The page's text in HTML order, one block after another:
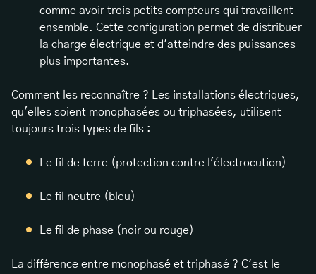
comme avoir trois petits compteurs qui travaillent
ensemble. Cette configuration permet de distribuer
la charge électrique et d'atteindre des puissances
plus importantes.
Comment les reconnaître ? Les installations électriques,
qu'elles soient monophasées ou triphasées, utilisent
toujours trois types de fils :
Le fil de terre (protection contre l'électrocution)
Le fil neutre (bleu)
Le fil de phase (noir ou rouge)
La différence entre monophasé et triphasé ? C'est le